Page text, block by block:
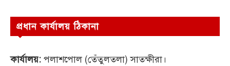
প্রধান কার্যালয় ঠিকানা
কার্যালয়: পলাশপোল (তেঁতুলতলা) সাতক্ষীরা।